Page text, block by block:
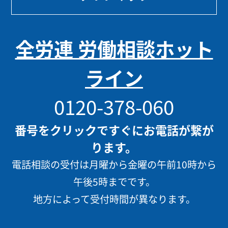
全労連 労働相談ホット
ライン
0120-378-060
番号をクリックですぐにお電話が繋が
ります。
電話相談の受付は月曜から金曜の午前10時から
午後5時までです。
地方によって受付時間が異なります。